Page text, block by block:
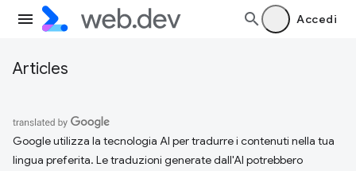
Accedi
Articles
Google utilizza la tecnologia AI per tradurre i contenuti nella tua
lingua preferita. Le traduzioni generate dall'AI potrebbero